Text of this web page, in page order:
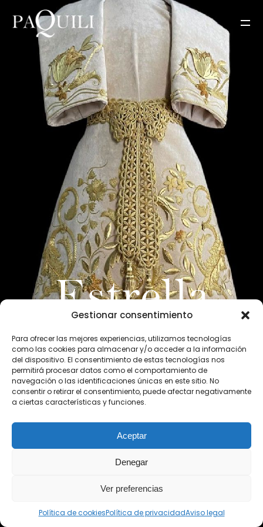
Gestionar consentimiento
Para ofrecer las mejores experiencias, utilizamos tecnologías
como las cookies para almacenar y/o acceder a la información
del dispositivo. El consentimiento de estas tecnologías nos
permitirá procesar datos como el comportamiento de
navegación o las identificaciones únicas en este sitio. No
consentir o retirar el consentimiento, puede afectar negativamente
a ciertas características y funciones.
Aceptar
Denegar
Ver preferencias
Política de cookiesPolítica de privacidadAviso legal
Estrella